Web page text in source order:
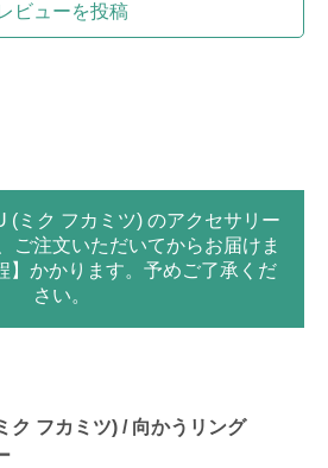
ビューを投稿
(ミク フカミツ) のアクセサリー
ご注文いただいてからお届けま
】かかります。予めご了承くだ
さい。
ク フカミツ) / 向かうリング